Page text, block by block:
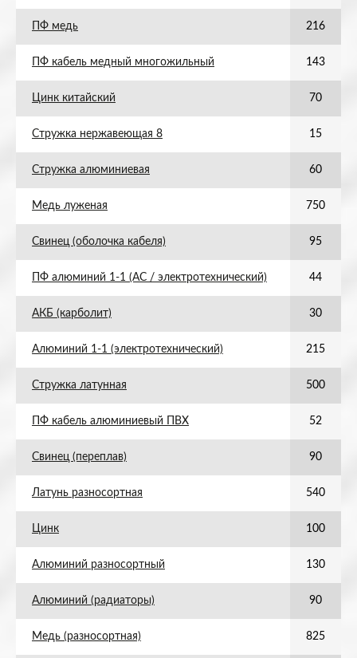
ПФ медь 216
ПФ кабель медный многожильный 143
Цинк китайский 70
Стружка нержавеющая 8 15
Стружка алюминиевая 60
Медь луженая 750
Свинец (оболочка кабеля) 95
ПФ алюминий 1-1 (АС / электротехнический) 44
АКБ (карболит) 30
Алюминий 1-1 (электротехнический) 215
Стружка латунная 500
ПФ кабель алюминиевый ПВХ 52
Свинец (переплав) 90
Латунь разносортная 540
Цинк 100
Алюминий разносортный 130
Алюминий (радиаторы) 90
Медь (разносортная) 825